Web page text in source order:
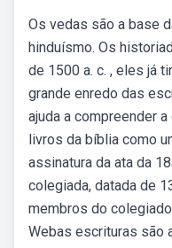
Os vedas são a base
hinduísmo. Os
de 1500 a. c. , eles já
grande enredo das
ajuda a compreender
livros da bíblia como
assinatura da ata da
colegiada, datada de
membros do
Webas escrituras são